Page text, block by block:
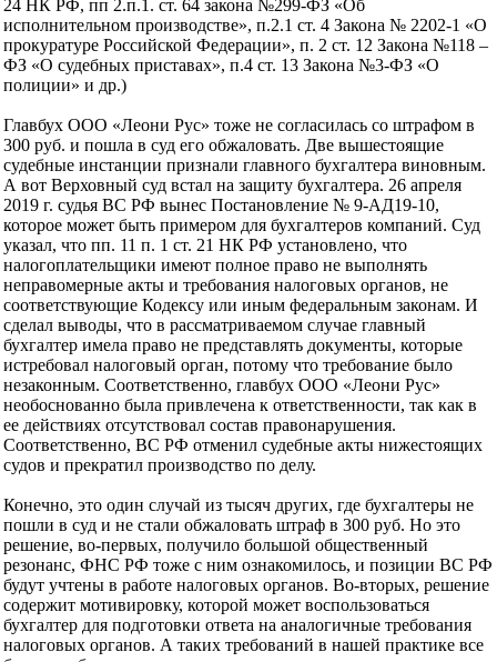
24 НК РФ, пп 2.п.1. ст. 64 закона №299-ФЗ «Об
исполнительном производстве», п.2.1 ст. 4 Закона № 2202-1 «О
прокуратуре Российской Федерации», п. 2 ст. 12 Закона №118 –
ФЗ «О судебных приставах», п.4 ст. 13 Закона №3-ФЗ «О
полиции» и др.)
Главбух ООО «Леони Рус» тоже не согласилась со штрафом в
300 руб. и пошла в суд его обжаловать. Две вышестоящие
судебные инстанции признали главного бухгалтера виновным.
А вот Верховный суд встал на защиту бухгалтера. 26 апреля
2019 г. судья ВС РФ вынес Постановление № 9-АД19-10,
которое может быть примером для бухгалтеров компаний. Суд
указал, что пп. 11 п. 1 ст. 21 НК РФ установлено, что
налогоплательщики имеют полное право не выполнять
неправомерные акты и требования налоговых органов, не
соответствующие Кодексу или иным федеральным законам. И
сделал выводы, что в рассматриваемом случае главный
бухгалтер имела право не представлять документы, которые
истребовал налоговый орган, потому что требование было
незаконным. Соответственно, главбух ООО «Леони Рус»
необоснованно была привлечена к ответственности, так как в
ее действиях отсутствовал состав правонарушения.
Соответственно, ВС РФ отменил судебные акты нижестоящих
судов и прекратил производство по делу.
Конечно, это один случай из тысяч других, где бухгалтеры не
пошли в суд и не стали обжаловать штраф в 300 руб. Но это
решение, во-первых, получило большой общественный
резонанс, ФНС РФ тоже с ним ознакомилось, и позиции ВС РФ
будут учтены в работе налоговых органов. Во-вторых, решение
содержит мотивировку, которой может воспользоваться
бухгалтер для подготовки ответа на аналогичные требования
налоговых органов. А таких требований в нашей практике все